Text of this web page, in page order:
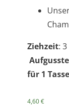
Ziehzeit:
für 1
4,60€